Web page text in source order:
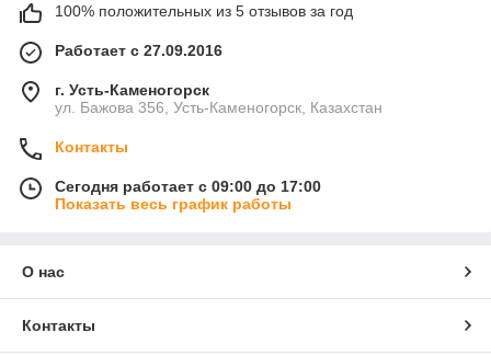
100% положительных из 5 отзывов за год
Работает с 27.09.2016
г. Усть-Каменогорск
ул. Бажова 356, Усть-Каменогорск, Казахстан
Контакты
Сегодня работает с 09:00 до 17:00
Показать весь график работы
О нас
Контакты